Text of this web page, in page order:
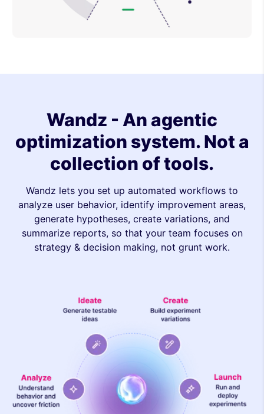
Wandz - An agentic
optimization system. Not a
collection of tools.
Wandz lets you set up automated workflows to
analyze user behavior, identify improvement areas,
generate hypotheses, create variations, and
summarize reports, so that your team focuses on
strategy & decision making, not grunt work.